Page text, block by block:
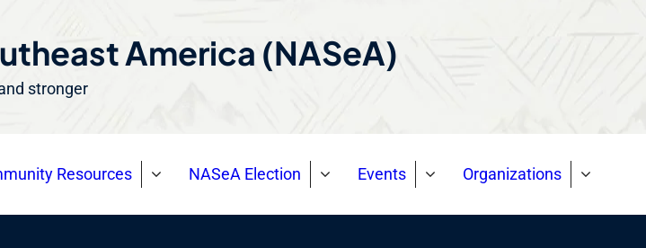
America (NASeA)
stronger
Resources NASeA Election Events Organizations